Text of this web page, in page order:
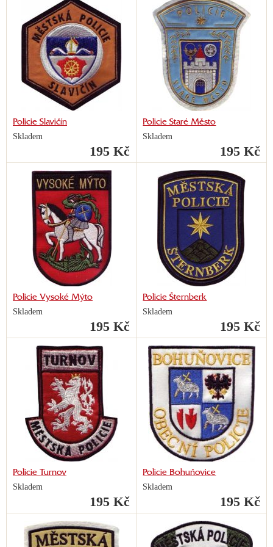
Policie Slavičín
Skladem
195 Kč
Policie Staré Město
Skladem
195 Kč
Policie Vysoké Mýto
Skladem
195 Kč
Policie Šternberk
Skladem
195 Kč
Policie Turnov
Skladem
195 Kč
Policie Bohuňovice
Skladem
195 Kč